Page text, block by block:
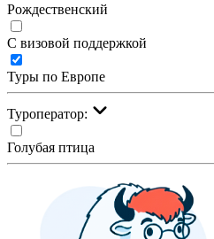
Рождественский
С визовой поддержкой
Туры по Европе
Туроператор:
Голубая птица